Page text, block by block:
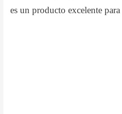
es un producto excelente